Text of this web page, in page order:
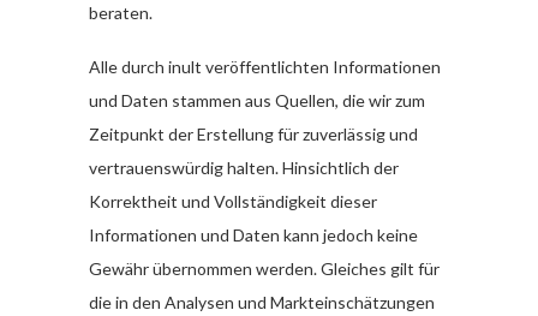
beraten.
Alle durch inult veröffentlichten Informationen
und Daten stammen aus Quellen, die wir zum
Zeitpunkt der Erstellung für zuverlässig und
vertrauenswürdig halten. Hinsichtlich der
Korrektheit und Vollständigkeit dieser
Informationen und Daten kann jedoch keine
Gewähr übernommen werden. Gleiches gilt für
die in den Analysen und Markteinschätzungen